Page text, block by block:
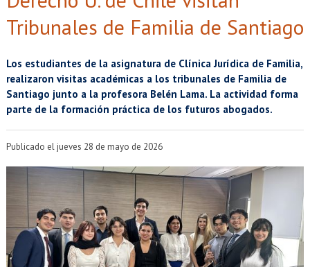
ADMISIÓN
BIBLIOTECAS
EXTENSIÓN
Académicos
Egresados Funcionarios
Tribunales de Familia de Santiago
Los estudiantes de la asignatura de Clínica Jurídica de Familia,
realizaron visitas académicas a los tribunales de Familia de
Santiago junto a la profesora Belén Lama. La actividad forma
parte de la formación práctica de los futuros abogados.
Publicado el jueves 28 de mayo de 2026